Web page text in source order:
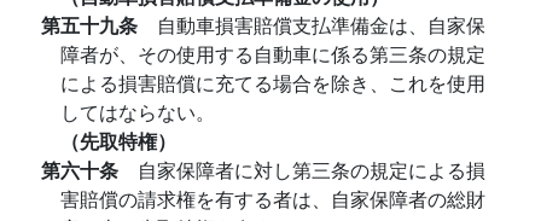
第五十九条 自動車損害賠償支払準備金は、自家保
障者が、その使用する自動車に係る第三条の規定
による損害賠償に充てる場合を除き、これを使用
してはならない。
（先取特権）
第六十条 自家保障者に対し第三条の規定による損
害賠償の請求権を有する者は、自家保障者の総財